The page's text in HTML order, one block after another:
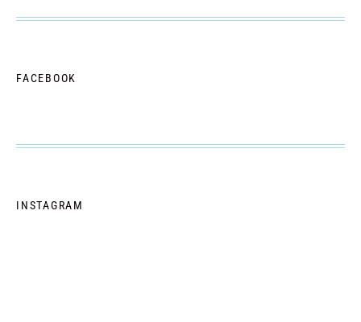
FACEBOOK
INSTAGRAM